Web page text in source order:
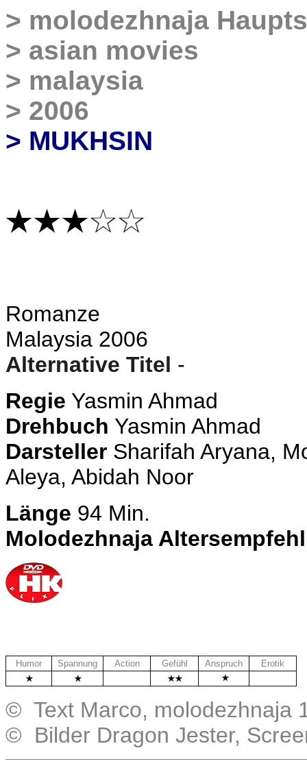
> molodezhnaja
> asian movies
> malaysia
> 2006
> MUKHSIN
Romanze
Malaysia 2006
Alternative Titel -
Regie Yasmin Ahmad
Drehbuch Yasmin Ahmad
Darsteller Sharifah Aryana,
Aleya, Abidah Noor
Länge 94 Min.
Molodezhnaja
Humor Spannung Action Gefühl Anspruch
Erotik
© Text Marco, molodezhnaja
© Bilder Dragon Jester,